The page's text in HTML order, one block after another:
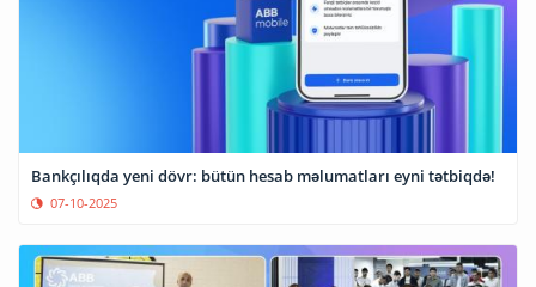
Bankçılıqda yeni dövr: bütün hesab məlumatları eyni tətbiqdə!
07-10-2025